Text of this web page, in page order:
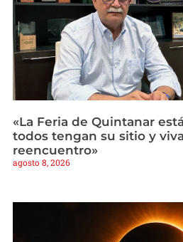
«La Feria de Quintanar
todos tengan su sitio y
reencuentro»
agosto 8, 2026